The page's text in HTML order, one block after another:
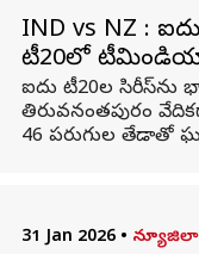
IND vs NZ :
టీ20లో
ఐదు టీ20ల సిరీస్‌ను
తిరువనంతపురం
46 పరుగుల తేడాతో
31 Jan 2026 •